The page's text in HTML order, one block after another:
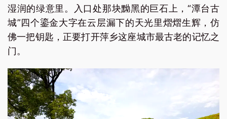
湿润的绿意里。入口处那块黝黑的巨石上，“潭台古
城”四个鎏金大字在云层漏下的天光里熠熠生辉，仿
佛一把钥匙，正要打开萍乡这座城市最古老的记忆之
门。